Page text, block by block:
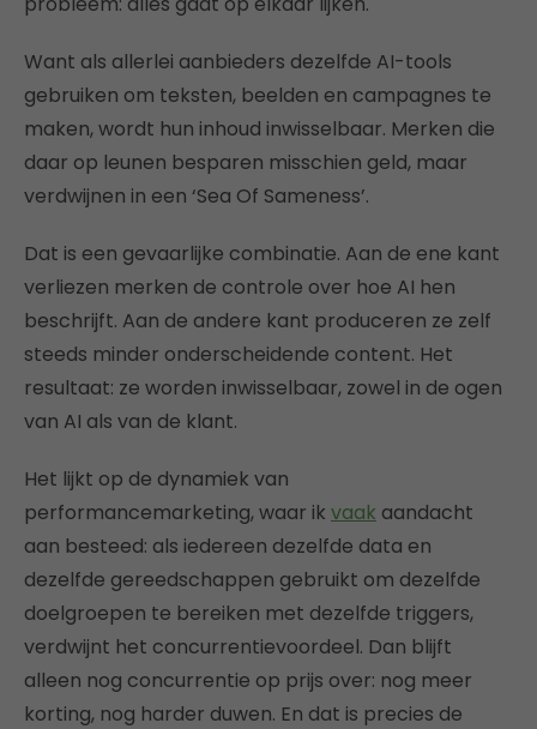
Want als allerlei aanbieders dezelfde AI-tools
gebruiken om teksten, beelden en campagnes te
maken, wordt hun inhoud inwisselbaar. Merken die
daar op leunen besparen misschien geld, maar
verdwijnen in een ‘Sea Of Sameness’.
Dat is een gevaarlijke combinatie. Aan de ene kant
verliezen merken de controle over hoe AI hen
beschrijft. Aan de andere kant produceren ze zelf
steeds minder onderscheidende content. Het
resultaat: ze worden inwisselbaar, zowel in de ogen
van AI als van de klant.
Het lijkt op de dynamiek van
performancemarketing, waar ik vaak aandacht
aan besteed: als iedereen dezelfde data en
dezelfde gereedschappen gebruikt om dezelfde
doelgroepen te bereiken met dezelfde triggers,
verdwijnt het concurrentievoordeel. Dan blijft
alleen nog concurrentie op prijs over: nog meer
korting, nog harder duwen. En dat is precies de